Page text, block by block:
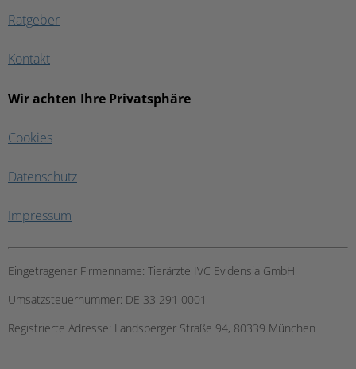
Ratgeber
Kontakt
Wir achten Ihre Privatsphäre
Cookies
Datenschutz
Impressum
Eingetragener Firmenname: Tierärzte IVC Evidensia GmbH
Umsatzsteuernummer: DE 33 291 0001
Registrierte Adresse: Landsberger Straße 94, ​80339 München